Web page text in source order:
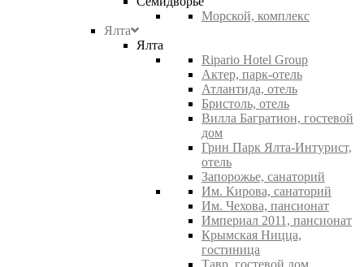
Морской, комплекс
Ялта
Ялта
Ripario Hotel Group
Актер, парк-отель
Атлантида, отель
Бристоль, отель
Вилла Багратион, гостевой
дом
Грин Парк Ялта-Интурист,
отель
Запорожье, санаторий
Им. Кирова, санаторий
Им. Чехова, пансионат
Империал 2011, пансионат
Крымская Ницца,
гостиница
Тавр, гостевой дом